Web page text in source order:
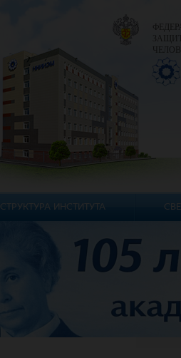
СТРУКТУРА ИНСТИТУТА